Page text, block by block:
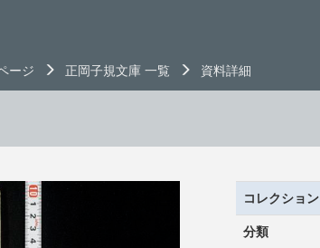
ージ 正岡子規文庫 一覧 資料詳細
コレクション
分類